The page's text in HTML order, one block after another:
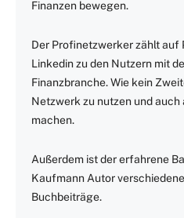
Finanzen bewegen.
Der Profinetzwerker zählt auf
Linkedin zu den Nutzern mit
Finanzbranche. Wie kein
Netzwerk zu nutzen und
machen.
Außerdem ist der erfahrene
Kaufmann Autor
Buchbeiträge.